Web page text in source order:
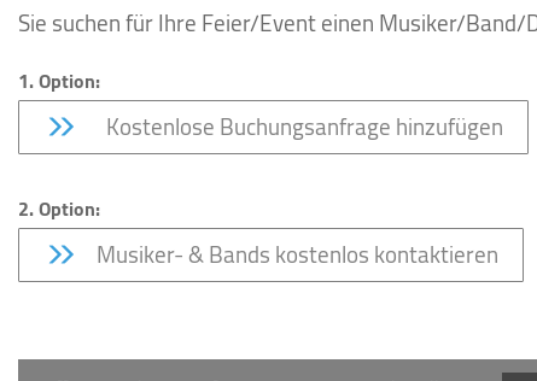
Sie suchen für Ihre Feier/Event einen Musiker/
1. Option:
Kostenlose Buchungsanfrage hinzufügen
2. Option:
Musiker- & Bands kostenlos kontaktieren